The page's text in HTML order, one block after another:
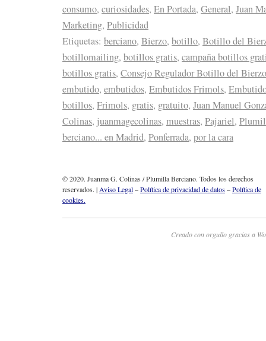
consumo, curiosidades, En Portada, General, Juan
Marketing, Publicidad
Etiquetas: berciano, Bierzo, botillo, Botillo del
botillomailing, botillos gratis, campaña botillos
botillos gratis, Consejo Regulador Botillo del Bierzo
embutido, embutidos, Embutidos Frimols,
botillos, Frimols, gratis, gratuito, Juan Manuel
Colinas, juanmagecolinas, muestras, Pajariel,
berciano... en Madrid, Ponferrada, por la cara
© 2020. Juanma G. Colinas / Plumilla Berciano. Todos los derechos
reservados. | Aviso Legal–Política de privacidad de datos–Política de
cookies.
Creado con orgullo gracias a